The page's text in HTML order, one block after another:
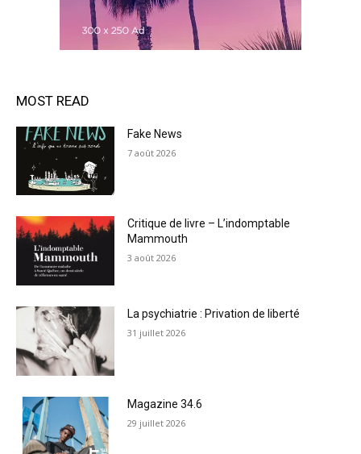
MOST READ
Fake News
7 août 2026
Critique de livre – L’indomptable
Mammouth
3 août 2026
La psychiatrie : Privation de liberté
31 juillet 2026
Magazine 34.6
29 juillet 2026